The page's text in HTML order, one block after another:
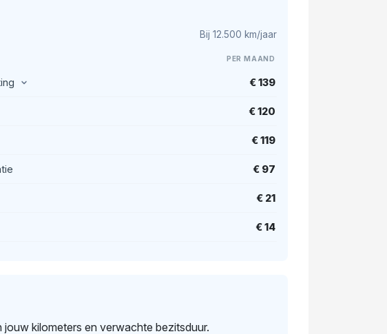
Bij 12.500 km/jaar
PER MAAND
€ 139
€ 120
€ 119
€ 97
€ 21
€ 14
kilometers en verwachte bezitsduur.